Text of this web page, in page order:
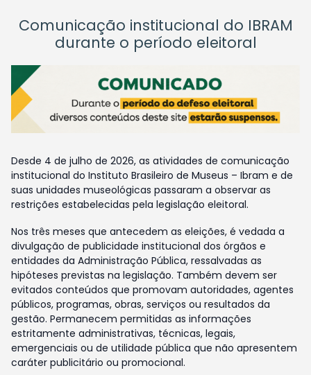
Comunicação institucional do IBRAM
durante o período eleitoral
Desde 4 de julho de 2026, as atividades de comunicação
institucional do Instituto Brasileiro de Museus – Ibram e de
suas unidades museológicas passaram a observar as
restrições estabelecidas pela legislação eleitoral.
Nos três meses que antecedem as eleições, é vedada a
divulgação de publicidade institucional dos órgãos e
entidades da Administração Pública, ressalvadas as
hipóteses previstas na legislação. Também devem ser
evitados conteúdos que promovam autoridades, agentes
públicos, programas, obras, serviços ou resultados da
gestão. Permanecem permitidas as informações
estritamente administrativas, técnicas, legais,
emergenciais ou de utilidade pública que não apresentem
caráter publicitário ou promocional.